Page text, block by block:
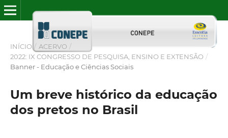
INÍCIO / ACERVO /
2022: IX CONGRESSO DE PESQUISA, ENSINO E EXTENSÃO /
Banner - Educação e Ciências Sociais
Um breve histórico da educação
dos pretos no Brasil